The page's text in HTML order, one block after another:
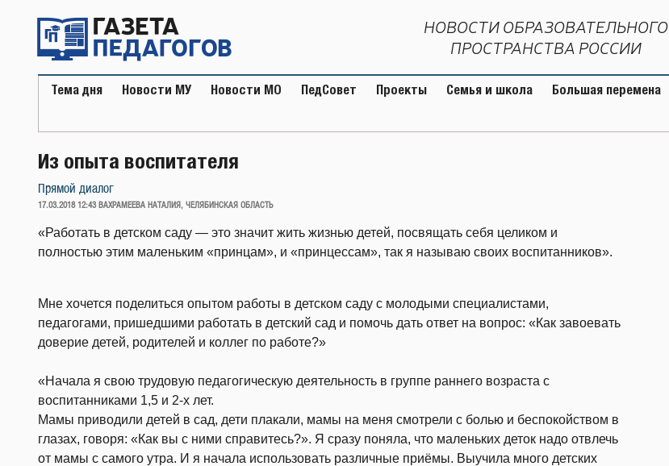
содержимому
НОВОСТИ ОБРАЗОВАТЕЛЬНОГО
ПРОСТРАНСТВА РОССИИ
Тема дня Новости МУ Новости МО ПедСовет Проекты Семья и школа Большая перемена
Из опыта воспитателя
Прямой диалог
ОПУБЛИКОВАНО
17.03.2018 12:43 ВАХРАМЕЕВА НАТАЛИЯ, ЧЕЛЯБИНСКАЯ ОБЛАСТЬ
«Работать в детском саду — это значит жить жизнью детей, посвящать себя целиком и
полностью этим маленьким «принцам», и «принцессам», так я называю своих воспитанников».
Мне хочется поделиться опытом работы в детском саду с молодыми специалистами,
педагогами, пришедшими работать в детский сад и помочь дать ответ на вопрос: «Как завоевать
доверие детей, родителей и коллег по работе?»
«Начала я свою трудовую педагогическую деятельность в группе раннего возраста с
воспитанниками 1,5 и 2-х лет.
Мамы приводили детей в сад, дети плакали, мамы на меня смотрели с болью и беспокойством в
глазах, говоря: «Как вы с ними справитесь?». Я сразу поняла, что маленьких деток надо отвлечь
от мамы с самого утра. И я начала использовать различные приёмы. Выучила много детских